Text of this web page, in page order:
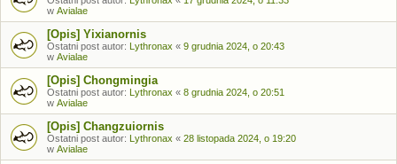
w Avialae
[Opis] Yixianornis
Ostatni post autor: Lythronax « 9 grudnia 2024, o 20:43
w Avialae
[Opis] Chongmingia
Ostatni post autor: Lythronax « 8 grudnia 2024, o 20:51
w Avialae
[Opis] Changzuiornis
Ostatni post autor: Lythronax « 28 listopada 2024, o 19:20
w Avialae